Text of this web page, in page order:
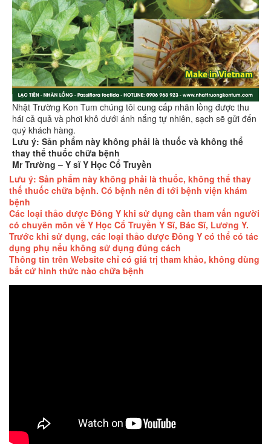
Nhật Trường Kon Tum chúng tôi cung cấp nhãn lồng được thu
hái cả quả và phơi khô dưới ánh nắng tự nhiên, sạch sẽ gửi đến
quý khách hàng.
Lưu ý: Sản phẩm này không phải là thuốc và không thể
thay thế thuốc chữa bệnh
Mr Trường – Y sĩ Y Học Cổ Truyền
Lưu ý: Sản phẩm này không phải là thuốc, không thể thay
thế thuốc chữa bệnh. Có bệnh nên đi tới bệnh viện khám
bệnh
Các loại thảo dược Đông Y khi sử dụng cần tham vấn người
có chuyên môn về Y Học Cổ Truyền Y Sĩ, Bác Sĩ, Lương Y.
Trước khi sử dụng, các loại thảo dược Đông Y có thể có tác
dụng phụ nếu không sử dụng đúng cách
Thông tin trên Website chỉ có giá trị tham khảo, không dùng
bất cứ hình thức nào chữa bệnh